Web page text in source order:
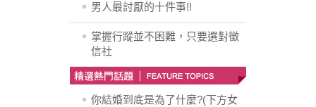
男人最討厭的十件事!!
掌握行蹤並不困難，只要選對徵
信社
你結婚到底是為了什麼?(下方女